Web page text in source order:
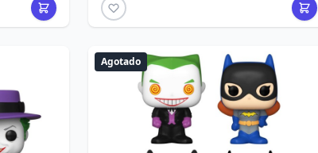
Agotado